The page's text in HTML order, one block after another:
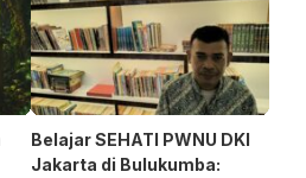
Belajar SEHATI PWNU DKI
Jakarta di Bulukumba: